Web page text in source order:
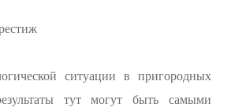
ситуации в пригородных
тут могут быть самыми